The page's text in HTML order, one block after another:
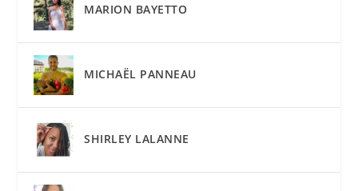
MARION BAYETTO
MICHAËL PANNEAU
SHIRLEY LALANNE